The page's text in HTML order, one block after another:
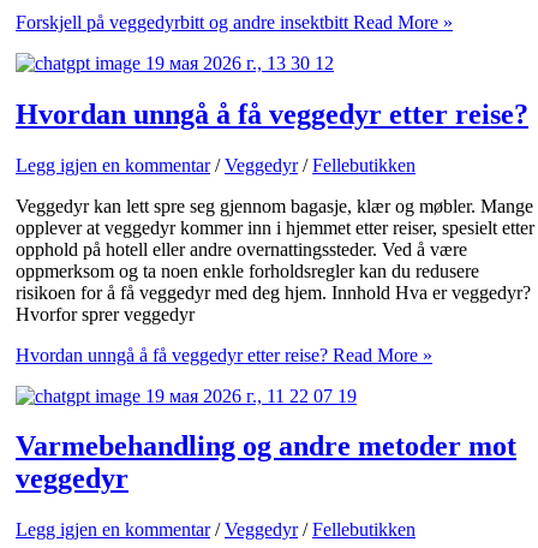
Forskjell på veggedyrbitt og andre insektbitt Read More »
Hvordan unngå å få veggedyr etter reise?
Legg igjen en kommentar /Veggedyr/Fellebutikken
Veggedyr kan lett spre seg gjennom bagasje, klær og møbler. Mange
opplever at veggedyr kommer inn i hjemmet etter reiser, spesielt etter
opphold på hotell eller andre overnattingssteder. Ved å være
oppmerksom og ta noen enkle forholdsregler kan du redusere
risikoen for å få veggedyr med deg hjem. Innhold Hva er veggedyr?
Hvorfor sprer veggedyr
Hvordan unngå å få veggedyr etter reise? Read More »
Varmebehandling og andre metoder mot
veggedyr
Legg igjen en kommentar /Veggedyr/Fellebutikken